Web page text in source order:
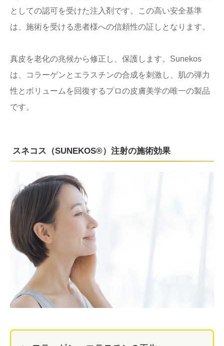
としての認可を受けた注入剤です。この高い安全基準
は、施術を受ける患者様への信頼性の証しとなります。
真皮を老化の兆候から修正し、保護します。Sunekos
は、コラーゲンとエラスチンの合成を刺激し、肌の弾力
性とボリュームを回復するプロの皮膚美学の唯一の製品
です。
スネコス（SUNEKOS®）注射の施術効果